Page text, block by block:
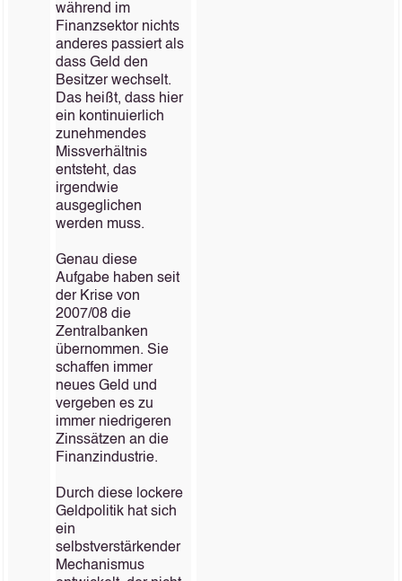
während im
Finanzsektor nichts
anderes passiert als
dass Geld den
Besitzer wechselt.
Das heißt, dass hier
ein kontinuierlich
zunehmendes
Missverhältnis
entsteht, das
irgendwie
ausgeglichen
werden muss.
Genau diese
Aufgabe haben seit
der Krise von
2007/08 die
Zentralbanken
übernommen. Sie
schaffen immer
neues Geld und
vergeben es zu
immer niedrigeren
Zinssätzen an die
Finanzindustrie.
Durch diese lockere
Geldpolitik hat sich
ein
selbstverstärkender
Mechanismus